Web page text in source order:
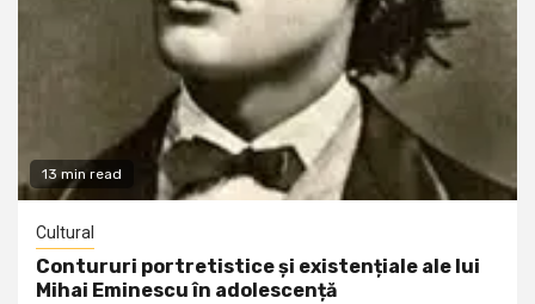
13 min read
Cultural
Contururi portretistice și existențiale ale lui
Mihai Eminescu în adolescență